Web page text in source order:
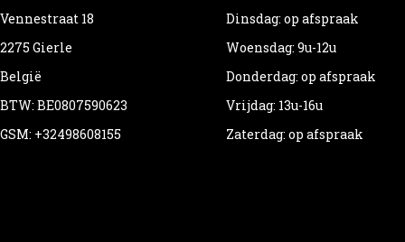
Vennestraat 18
2275 Gierle
België
BTW: BE0807590623
GSM: +32498608155
Dinsdag: op afspraak
Woensdag: 9u-12u
Donderdag: op afspraak
Vrijdag: 13u-16u
Zaterdag: op afspraak